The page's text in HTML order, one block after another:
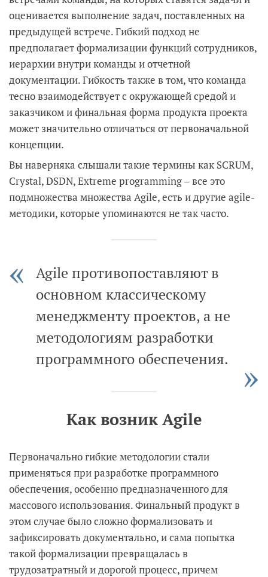
оценивается выполнение задач, поставленных на
предыдущей встрече. Гибкий подход не
предполагает формализации функций сотрудников,
иерархии внутри команды и отчетной
документации. Гибкость также в том, что команда
тесно взаимодействует с окружающей средой и
заказчиком и финальная форма продукта проекта
может значительно отличаться от первоначальной
концепции.
Вы наверняка слышали такие термины как SCRUM,
Crystal, DSDN, Extreme programming – все это
подмножества множества Agile, есть и другие agile-
методики, которые упоминаются не так часто.
Agile противопоставляют в
основном классическому
менеджменту проектов, а не
методологиям разработки
программного обеспечения.
Как возник Agile
Первоначально гибкие методологии стали
применяться при разработке программного
обеспечения, особенно предназначенного для
массового использования. Финальный продукт в
этом случае было сложно формализовать и
зафиксировать документально, и сама попытка
такой формализации превращалась в
трудозатратный и дорогой процесс, причем